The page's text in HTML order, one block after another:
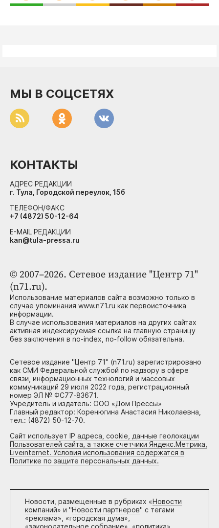
© 2007–2026. Сетевое издание "Центр 71"
(n71.ru).
Использование материалов сайта возможно только в
случае упоминания www.n71.ru как первоисточника
информации.
В случае использования материалов на других сайтах
активная индексируемая ссылка на главную страницу
без заключения в no-index, no-follow обязательна.
Сетевое издание "Центр 71" (n71.ru) зарегистрировано
как СМИ Федеральной службой по надзору в сфере
связи, информационных технологий и массовых
коммуникаций 29 июля 2022 года, регистрационный
номер ЭЛ № ФС77-83671.
Учредитель и издатель: ООО «Дом Прессы»
Главный редактор: Коренюгина Анастасия Николаевна,
тел.: (4872) 50-12-70.
Сайт использует IP адреса, cookie, данные геолокации
Пользователей сайта, а также счетчики Яндекс.Метрика,
Liveinternet. Условия использования содержатся в
Политике по защите персональных данных.
Новости, размещенные в рубриках «Новости
компаний» и "Новости партнеров" с тегами
«реклама», «городская дума»,
«законодательное собрание», «политика»,
МЫ В СОЦСЕТЯХ
КОНТАКТЫ
АДРЕС РЕДАКЦИИ
г. Тула, Городской переулок, 15б
ТЕЛЕФОН/ФАКС
+7 (4872) 50-12-64
E-MAIL РЕДАКЦИИ
kan@tula-pressa.ru